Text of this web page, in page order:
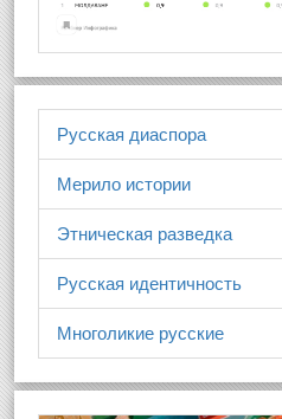
Русская диаспора
Мерило истории
Этническая разведка
Русская идентичность
Многоликие русские